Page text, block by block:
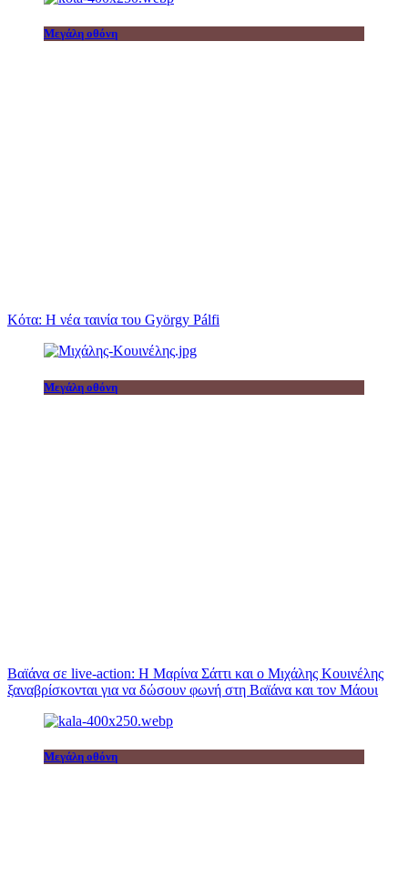
Μεγάλη οθόνη
Κότα: Η νέα ταινία του György Pálfi
Μεγάλη οθόνη
Βαϊάνα σε live-action: Η Μαρίνα Σάττι και ο Μιχάλης Κουινέλης
ξαναβρίσκονται για να δώσουν φωνή στη Βαϊάνα και τον Μάουι
Μεγάλη οθόνη